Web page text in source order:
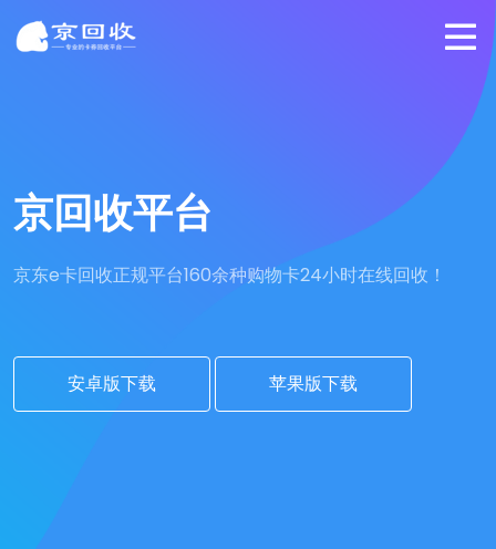
京回收平台
京东e卡回收正规平台160余种购物卡24小时在线回收！
安卓版下载 苹果版下载